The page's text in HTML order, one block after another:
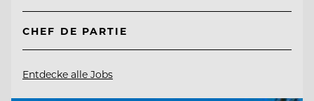
CHEF DE PARTIE
Entdecke alle Jobs